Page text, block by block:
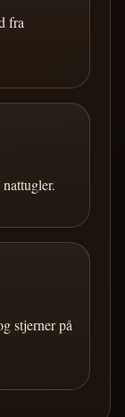
fra
stjerner på